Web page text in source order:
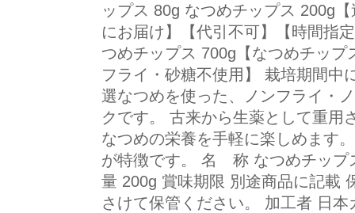
ップス 80g なつめチップス 200g
にお届け】【代引不可】【時間指
つめチップス 700g【なつめチッ
フライ・砂糖不使用】 栽培期間中
選なつめを使った、ノンフライ・
クです。 古来から生薬として重用
なつめの栄養を手軽に楽しめます
が特徴です。 名 称 なつめチップ
量 200g 賞味期限 別途商品に記載
さけて保管ください。 加工者 日